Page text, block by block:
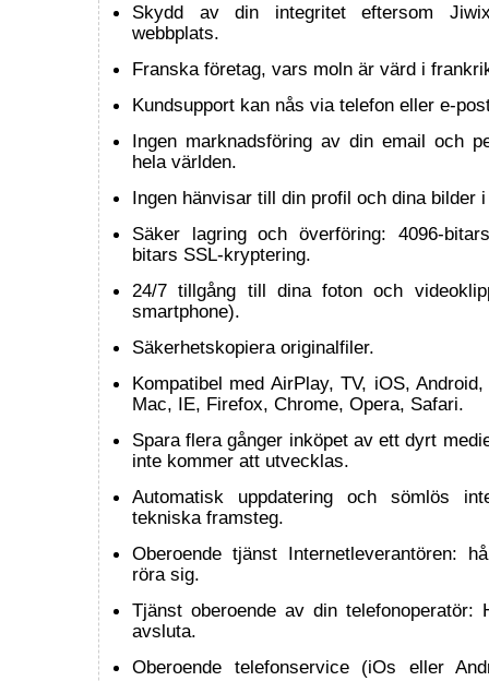
Skydd av din integritet eftersom
webbplats.
Franska företag, vars moln är värd i
Kundsupport kan nås via telefon eller e-
Ingen marknadsföring av din email och
hela världen.
Ingen hänvisar till din profil och dina bilder
Säker lagring och överföring: 4096-
bitars SSL-kryptering.
24/7 tillgång till dina foton och
smartphone).
Säkerhetskopiera originalfiler.
Kompatibel med AirPlay, TV, iOS,
Mac, IE, Firefox, Chrome, Opera, Safari.
Spara flera gånger inköpet av ett dyrt
inte kommer att utvecklas.
Automatisk uppdatering och sömlös
tekniska framsteg.
Oberoende tjänst Internetleverantören:
röra sig.
Tjänst oberoende av din telefonoperatör:
avsluta.
Oberoende telefonservice (iOs eller